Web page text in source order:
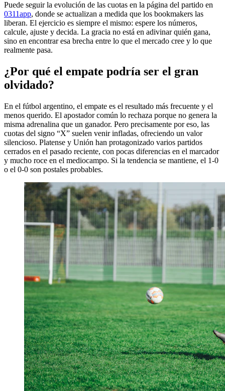
Puede seguir la evolución de las cuotas en la página del partido en
0311app, donde se actualizan a medida que los bookmakers las
liberan. El ejercicio es siempre el mismo: espere los números,
calcule, ajuste y decida. La gracia no está en adivinar quién gana,
sino en encontrar esa brecha entre lo que el mercado cree y lo que
realmente pasa.
¿Por qué el empate podría ser el gran
olvidado?
En el fútbol argentino, el empate es el resultado más frecuente y el
menos querido. El apostador común lo rechaza porque no genera la
misma adrenalina que un ganador. Pero precisamente por eso, las
cuotas del signo “X” suelen venir infladas, ofreciendo un valor
silencioso. Platense y Unión han protagonizado varios partidos
cerrados en el pasado reciente, con pocas diferencias en el marcador
y mucho roce en el mediocampo. Si la tendencia se mantiene, el 1-0
o el 0-0 son postales probables.